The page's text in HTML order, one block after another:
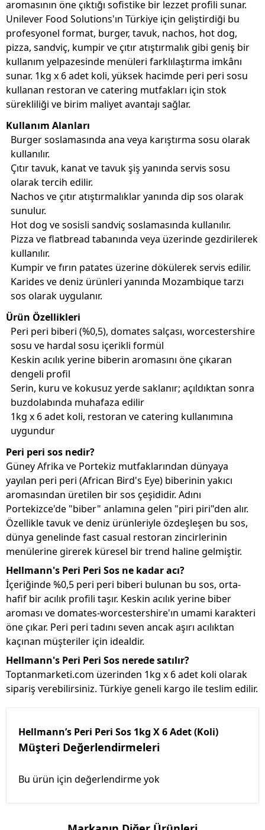
aromasının öne çıktığı sofistike bir lezzet profili sunar.
Unilever Food Solutions'ın Türkiye için geliştirdiği bu
profesyonel format, burger, tavuk, nachos, hot dog,
pizza, sandviç, kumpir ve çıtır atıştırmalık gibi geniş bir
kullanım yelpazesinde menüleri farklılaştırma imkânı
sunar. 1kg x 6 adet koli, yüksek hacimde peri peri sosu
kullanan restoran ve catering mutfakları için stok
sürekliliği ve birim maliyet avantajı sağlar.
Kullanım Alanları
Burger soslamasında ana veya karıştırma sosu olarak
kullanılır.
Çıtır tavuk, kanat ve tavuk şiş yanında servis sosu
olarak tercih edilir.
Nachos ve çıtır atıştırmalıklar yanında dip sos olarak
sunulur.
Hot dog ve sosisli sandviç soslamasında kullanılır.
Pizza ve flatbread tabanında veya üzerinde gezdirilerek
kullanılır.
Kumpir ve fırın patates üzerine dökülerek servis edilir.
Karides ve deniz ürünleri yanında Mozambique tarzı
sos olarak uygulanır.
Ürün Özellikleri
Peri peri biberi (%0,5), domates salçası, worcestershire
sosu ve hardal sosu içerikli formül
Keskin acılık yerine biberin aromasını öne çıkaran
dengeli profil
Serin, kuru ve kokusuz yerde saklanır; açıldıktan sonra
buzdolabında muhafaza edilir
1kg x 6 adet koli, restoran ve catering kullanımına
uygundur
Peri peri sos nedir?
Güney Afrika ve Portekiz mutfaklarından dünyaya
yayılan peri peri (African Bird's Eye) biberinin yakıcı
aromasından üretilen bir sos çeşididir. Adını
Portekizce'de "biber" anlamına gelen "piri piri"den alır.
Özellikle tavuk ve deniz ürünleriyle özdeşleşen bu sos,
dünya genelinde fast casual restoran zincirlerinin
menülerine girerek küresel bir trend haline gelmiştir.
Hellmann's Peri Peri Sos ne kadar acı?
İçeriğinde %0,5 peri peri biberi bulunan bu sos, orta-
hafif bir acılık profili taşır. Keskin acılık yerine biber
aroması ve domates-worcestershire'ın umami karakteri
öne çıkar. Peri peri tadını seven ancak aşırı acılıktan
kaçınan müşteriler için idealdir.
Hellmann's Peri Peri Sos nerede satılır?
Toptanmarketi.com üzerinden 1kg x 6 adet koli olarak
sipariş verebilirsiniz. Türkiye geneli kargo ile teslim edilir.
Hellmann’s Peri Peri Sos 1kg X 6 Adet (Koli)
Müşteri Değerlendirmeleri
Bu ürün için değerlendirme yok